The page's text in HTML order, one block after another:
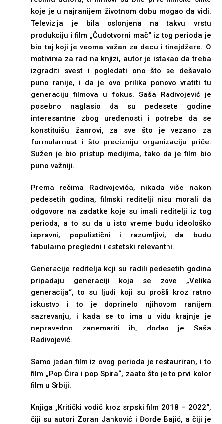
koje je u najranijem životnom dobu mogao da vidi.
Televizija je bila oslonjena na takvu vrstu
produkciju i film „Čudotvorni mač“ iz tog perioda je
bio taj koji je veoma važan za decu i tinejdžere. O
motivima za rad na knjizi, autor je istakao da treba
izgraditi svest i pogledati ono što se dešavalo
puno ranije, i da je ovo prilika ponovo vratiti tu
generaciju filmova u fokus. Saša Radivojević je
posebno naglasio da su pedesete godine
interesantne zbog uređenosti i potrebe da se
konstituišu žanrovi, za sve što je vezano za
formularnost i što precizniju organizaciju priče.
Sužen je bio pristup medijima, tako da je film bio
puno važniji.
Prema rečima Radivojevića, nikada više nakon
pedesetih godina, filmski reditelji nisu morali da
odgovore na zadatke koje su imali reditelji iz tog
perioda, a to su da u isto vreme budu ideološko
ispravni, populistični i razumljivi, da budu
fabularno pregledni i estetski relevantni.
Generacije reditelja koji su radili pedesetih godina
pripadaju generaciji koja se zove „Velika
generacija“, to su ljudi koji su prošli kroz ratno
iskustvo i to je doprinelo njihovom ranijem
sazrevanju, i kada se to ima u vidu krajnje je
nepravedno zanemariti ih, dodao je Saša
Radivojević.
Samo jedan film iz ovog perioda je restauriran, i to
film „Pop Ćira i pop Spira“, zaato što je to prvi kolor
film u Srbiji.
Knjiga „Kritički vodič kroz srpski film 2018 – 2022“,
čiji su autori Zoran Janković i Đorđe Bajić, a čiji je